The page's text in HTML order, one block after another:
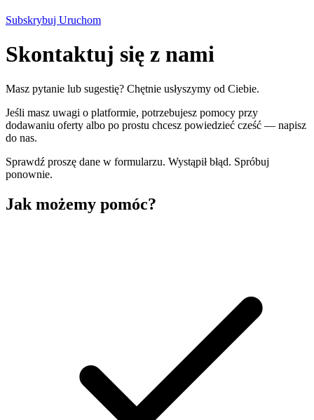
Subskrybuj Uruchom
Skontaktuj się z nami
Masz pytanie lub sugestię? Chętnie usłyszymy od Ciebie.
Jeśli masz uwagi o platformie, potrzebujesz pomocy przy
dodawaniu oferty albo po prostu chcesz powiedzieć cześć — napisz
do nas.
Sprawdź proszę dane w formularzu. Wystąpił błąd. Spróbuj
ponownie.
Jak możemy pomóc?